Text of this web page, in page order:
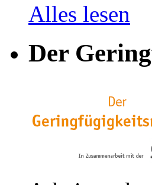
Alles lesen
Der